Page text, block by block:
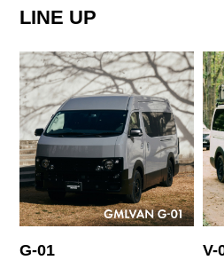
LINE UP
G-01 V-